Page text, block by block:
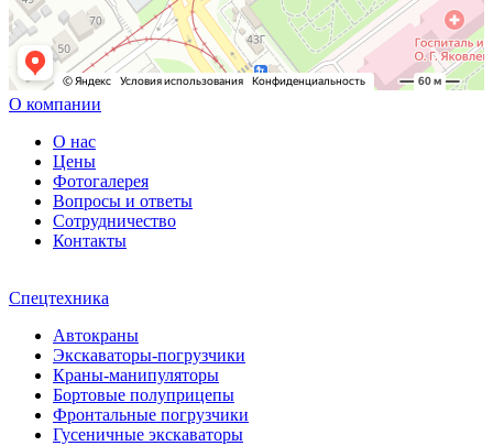
О компании
О нас
Цены
Фотогалерея
Вопросы и ответы
Сотрудничество
Контакты
Спецтехника
Автокраны
Экскаваторы-погрузчики
Краны-манипуляторы
Бортовые полуприцепы
Фронтальные погрузчики
Гусеничные экскаваторы